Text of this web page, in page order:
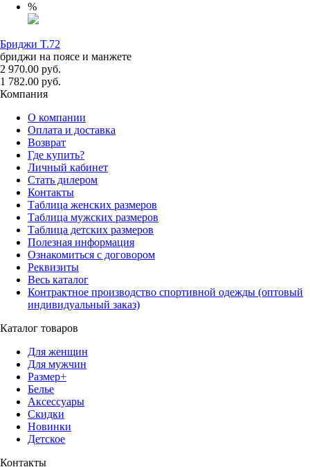
%
Бриджи T.72
бриджи на поясе и манжете
2 970.00 руб.
1 782.00 руб.
Компания
О компании
Оплата и доставка
Возврат
Где купить?
Личный кабинет
Стать дилером
Контакты
Таблица женских размеров
Таблица мужских размеров
Таблица детских размеров
Полезная информация
Ознакомиться с договором
Реквизиты
Весь каталог
Контрактное производство спортивной одежды (оптовый
индивидуальный заказ)
Каталог товаров
Для женщин
Для мужчин
Размер+
Белье
Аксессуары
Скидки
Новинки
Детское
Контакты